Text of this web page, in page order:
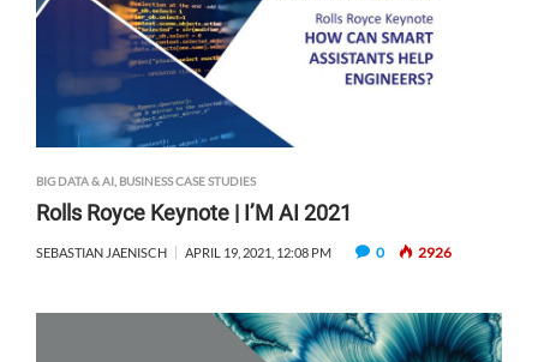
BIG DATA & AI BUSINESS CASE STUDIES
Rolls Royce Keynote | I’M AI 2021
SEBASTIAN JAENISCH APRIL 19, 2021, 12:08 PM 0 2926